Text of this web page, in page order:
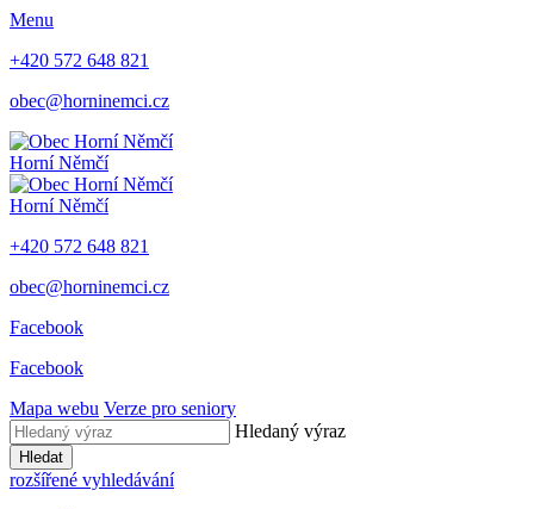
Menu
+420 572 648 821
obec@horninemci.cz
Horní Němčí
Horní Němčí
+420 572 648 821
obec@horninemci.cz
Facebook
Facebook
Mapa webu Verze pro seniory
Hledaný výraz
Hledat
rozšířené vyhledávání